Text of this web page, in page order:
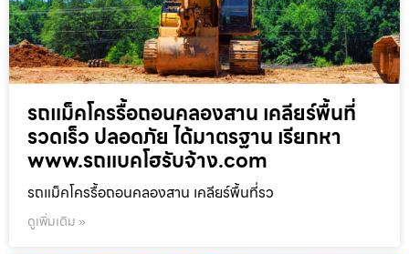
รถแม็คโครรื้อถอนคลองสาน เคลียร์พื้นที่
รวดเร็ว ปลอดภัย ได้มาตรฐาน เรียกหา
www.รถแบคโฮรับจ้าง.com
รถแม็คโครรื้อถอนคลองสาน เคลียร์พื้นที่รว
ดูเพิ่มเติม »